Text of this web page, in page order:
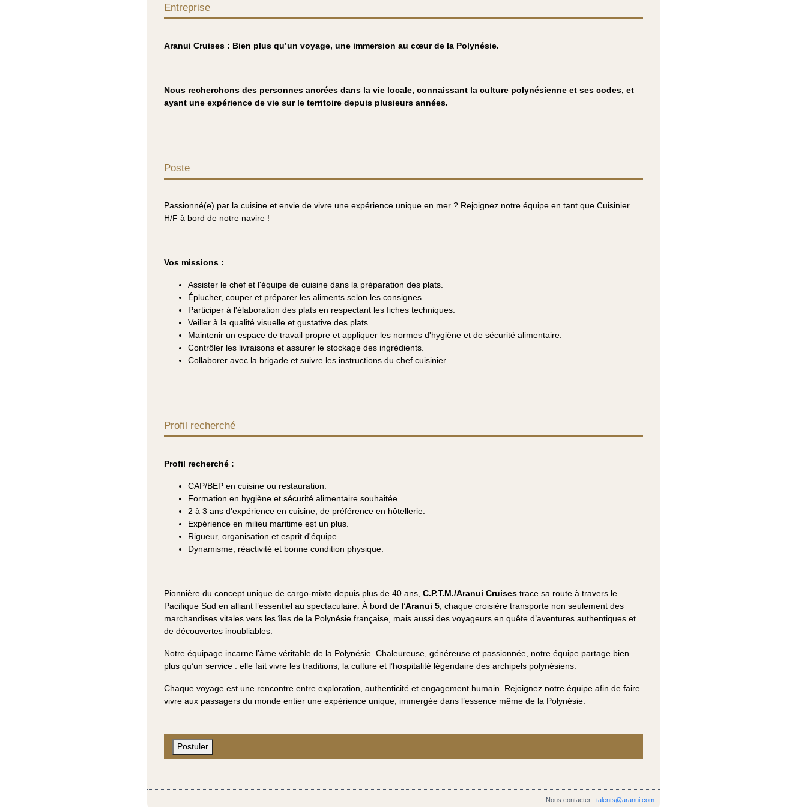
Entreprise
Aranui Cruises : Bien plus qu’un voyage, une immersion au cœur de la Polynésie.
Nous recherchons des personnes ancrées dans la vie locale, connaissant la culture polynésienne et ses codes, et
ayant une expérience de vie sur le territoire depuis plusieurs années.
Poste
Passionné(e) par la cuisine et envie de vivre une expérience unique en mer ? Rejoignez notre équipe en tant que Cuisinier
H/F à bord de notre navire !
Vos missions :
Assister le chef et l'équipe de cuisine dans la préparation des plats.
Éplucher, couper et préparer les aliments selon les consignes.
Participer à l'élaboration des plats en respectant les fiches techniques.
Veiller à la qualité visuelle et gustative des plats.
Maintenir un espace de travail propre et appliquer les normes d'hygiène et de sécurité alimentaire.
Contrôler les livraisons et assurer le stockage des ingrédients.
Collaborer avec la brigade et suivre les instructions du chef cuisinier.
Profil recherché
Profil recherché :
CAP/BEP en cuisine ou restauration.
Formation en hygiène et sécurité alimentaire souhaitée.
2 à 3 ans d'expérience en cuisine, de préférence en hôtellerie.
Expérience en milieu maritime est un plus.
Rigueur, organisation et esprit d'équipe.
Dynamisme, réactivité et bonne condition physique.
Pionnière du concept unique de cargo-mixte depuis plus de 40 ans, C.P.T.M./Aranui Cruises trace sa route à travers le
Pacifique Sud en alliant l’essentiel au spectaculaire. À bord de l’Aranui 5 , chaque croisière transporte non seulement des
marchandises vitales vers les îles de la Polynésie française, mais aussi des voyageurs en quête d’aventures authentiques et
de découvertes inoubliables.
Notre équipage incarne l’âme véritable de la Polynésie. Chaleureuse, généreuse et passionnée, notre équipe partage bien
plus qu’un service : elle fait vivre les traditions, la culture et l’hospitalité légendaire des archipels polynésiens.
Chaque voyage est une rencontre entre exploration, authenticité et engagement humain. Rejoignez notre équipe afin de faire
vivre aux passagers du monde entier une expérience unique, immergée dans l’essence même de la Polynésie.
Postuler
Nous contacter :talents@aranui.com